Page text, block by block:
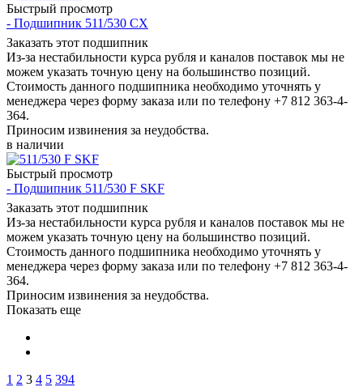
Быстрый просмотр
- Подшипник 511/530 CX
Заказать этот подшипник
Из-за нестабильности курса рубля и каналов поставок мы не
можем указать точную цену на большинство позиций.
Стоимость данного подшипника необходимо уточнять у
менеджера через форму заказа или по телефону +7 812 363-4-
364.
Приносим извинения за неудобства.
в наличии
Быстрый просмотр
- Подшипник 511/530 F SKF
Заказать этот подшипник
Из-за нестабильности курса рубля и каналов поставок мы не
можем указать точную цену на большинство позиций.
Стоимость данного подшипника необходимо уточнять у
менеджера через форму заказа или по телефону +7 812 363-4-
364.
Приносим извинения за неудобства.
Показать еще
1 2 3 4 5 394